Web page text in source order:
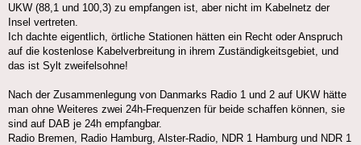
UKW (88,1 und 100,3) zu empfangen ist, aber nicht im Kabelnetz der
Insel vertreten.
Ich dachte eigentlich, örtliche Stationen hätten ein Recht oder Anspruch
auf die kostenlose Kabelverbreitung in ihrem Zuständigkeitsgebiet, und
das ist Sylt zweifelsohne!
Nach der Zusammenlegung von Danmarks Radio 1 und 2 auf UKW hätte
man ohne Weiteres zwei 24h-Frequenzen für beide schaffen können, sie
sind auf DAB je 24h empfangbar.
Radio Bremen, Radio Hamburg, Alster-Radio, NDR 1 Hamburg und NDR 1